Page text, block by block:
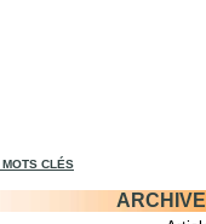
MOTS CLÉS